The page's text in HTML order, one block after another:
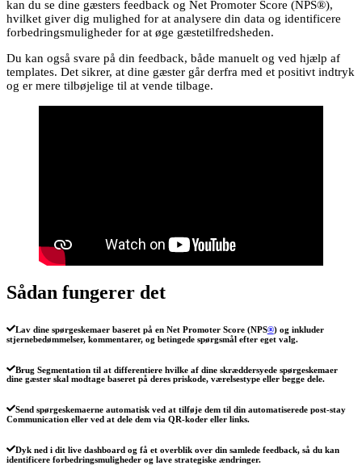
kan du se dine gæsters feedback og Net Promoter Score (NPS®),
hvilket giver dig mulighed for at analysere din data og identificere
forbedringsmuligheder for at øge gæstetilfredsheden.
Du kan også svare på din feedback, både manuelt og ved hjælp af
templates. Det sikrer, at dine gæster går derfra med et positivt indtryk
og er mere tilbøjelige til at vende tilbage.
Sådan fungerer det
Lav dine spørgeskemaer baseret på en Net Promoter Score (NPS®) og inkluder
stjernebedømmelser, kommentarer, og betingede spørgsmål efter eget valg.
Brug Segmentation til at differentiere hvilke af dine skræddersyede spørgeskemaer
dine gæster skal modtage baseret på deres priskode, værelsestype eller begge dele.
Send spørgeskemaerne automatisk ved at tilføje dem til din automatiserede post-stay
Communication eller ved at dele dem via QR-koder eller links.
Dyk ned i dit live dashboard og få et overblik over din samlede feedback, så du kan
identificere forbedringsmuligheder og lave strategiske ændringer.